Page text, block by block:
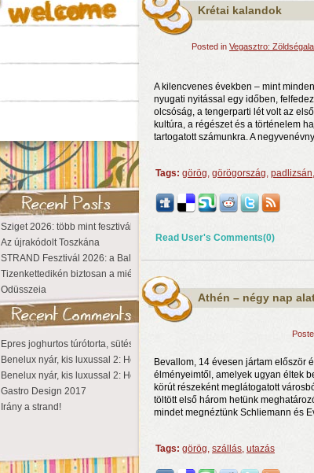
Sziget 2026: több mint fesztivál, egy városnyi élmény
Az újrakódolt Toszkána
STRAND Fesztivál 2026: a Balaton partján a nyár még tart!
Tizenkettedikén biztosan a miénk a Sziget!
Odüsszeia
Epres joghurtos túrótorta, sütés nélkül
Benelux nyár, kis luxussal 2: Hollandia
Benelux nyár, kis luxussal 2: Hollandia
Gastro Design 2017
Irány a strand!
Krétai kalandok
Posted in Vegasztro:
A kilencvenes években – mint
nyugati nyitással egy időben,
olcsóság, a tengerparti lét volt az
kultúra, a régészet és a történelem
tartogatott számunkra. A
Tags: görög, görögország, padlizsán,
Read User's Comments(0)
Athén – négy nap
Bevallom, 14 évesen jártam először
élményeimtől, amelyek ugyan éltek
körút részeként meglátogatott
töltött első három hetünk
mindet megnéztünk Schliemann és
Tags: görög, szállás, utazás